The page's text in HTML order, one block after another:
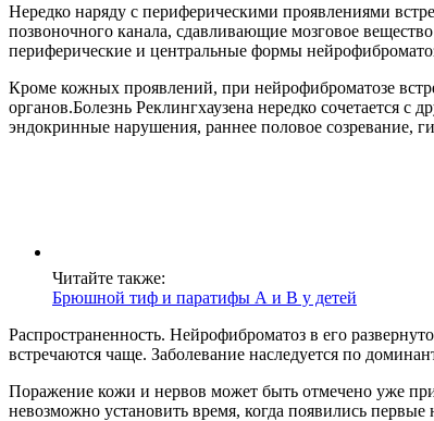
Нередко наряду с периферическими проявлениями
позвоночного канала, сдавливающие мозговое
периферические и центральные формы
Кроме кожных проявлений, при нейрофиброматозе
органов.Болезнь Реклингхаузена нередко сочетается
эндокринные нарушения, раннее половое созревание,
Читайте также:
Брюшной тиф и паратифы А и В у детей
Распространенность. Нейрофиброматоз в его
встречаются чаще. Заболевание наследуется по
Поражение кожи и нервов может быть отмечено уже
невозможно установить время, когда появились